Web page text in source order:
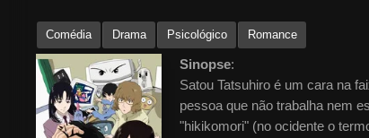
Comédia Drama Psicológico Romance
Sinopse:
Satou Tatsuhiro é um cara na
pessoa que não trabalha nem
"hikikomori" (no ocidente o